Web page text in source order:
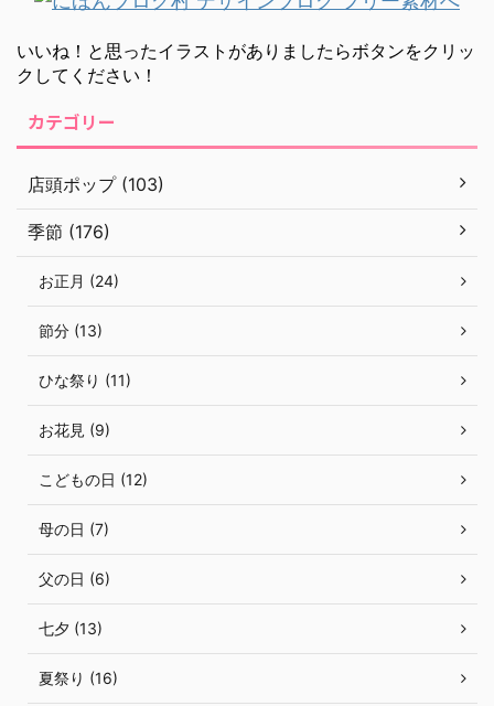
いいね！と思ったイラストがありましたらボタンをクリッ
クしてください！
カテゴリー
店頭ポップ (103)
季節 (176)
お正月 (24)
節分 (13)
ひな祭り (11)
お花見 (9)
こどもの日 (12)
母の日 (7)
父の日 (6)
七夕 (13)
夏祭り (16)